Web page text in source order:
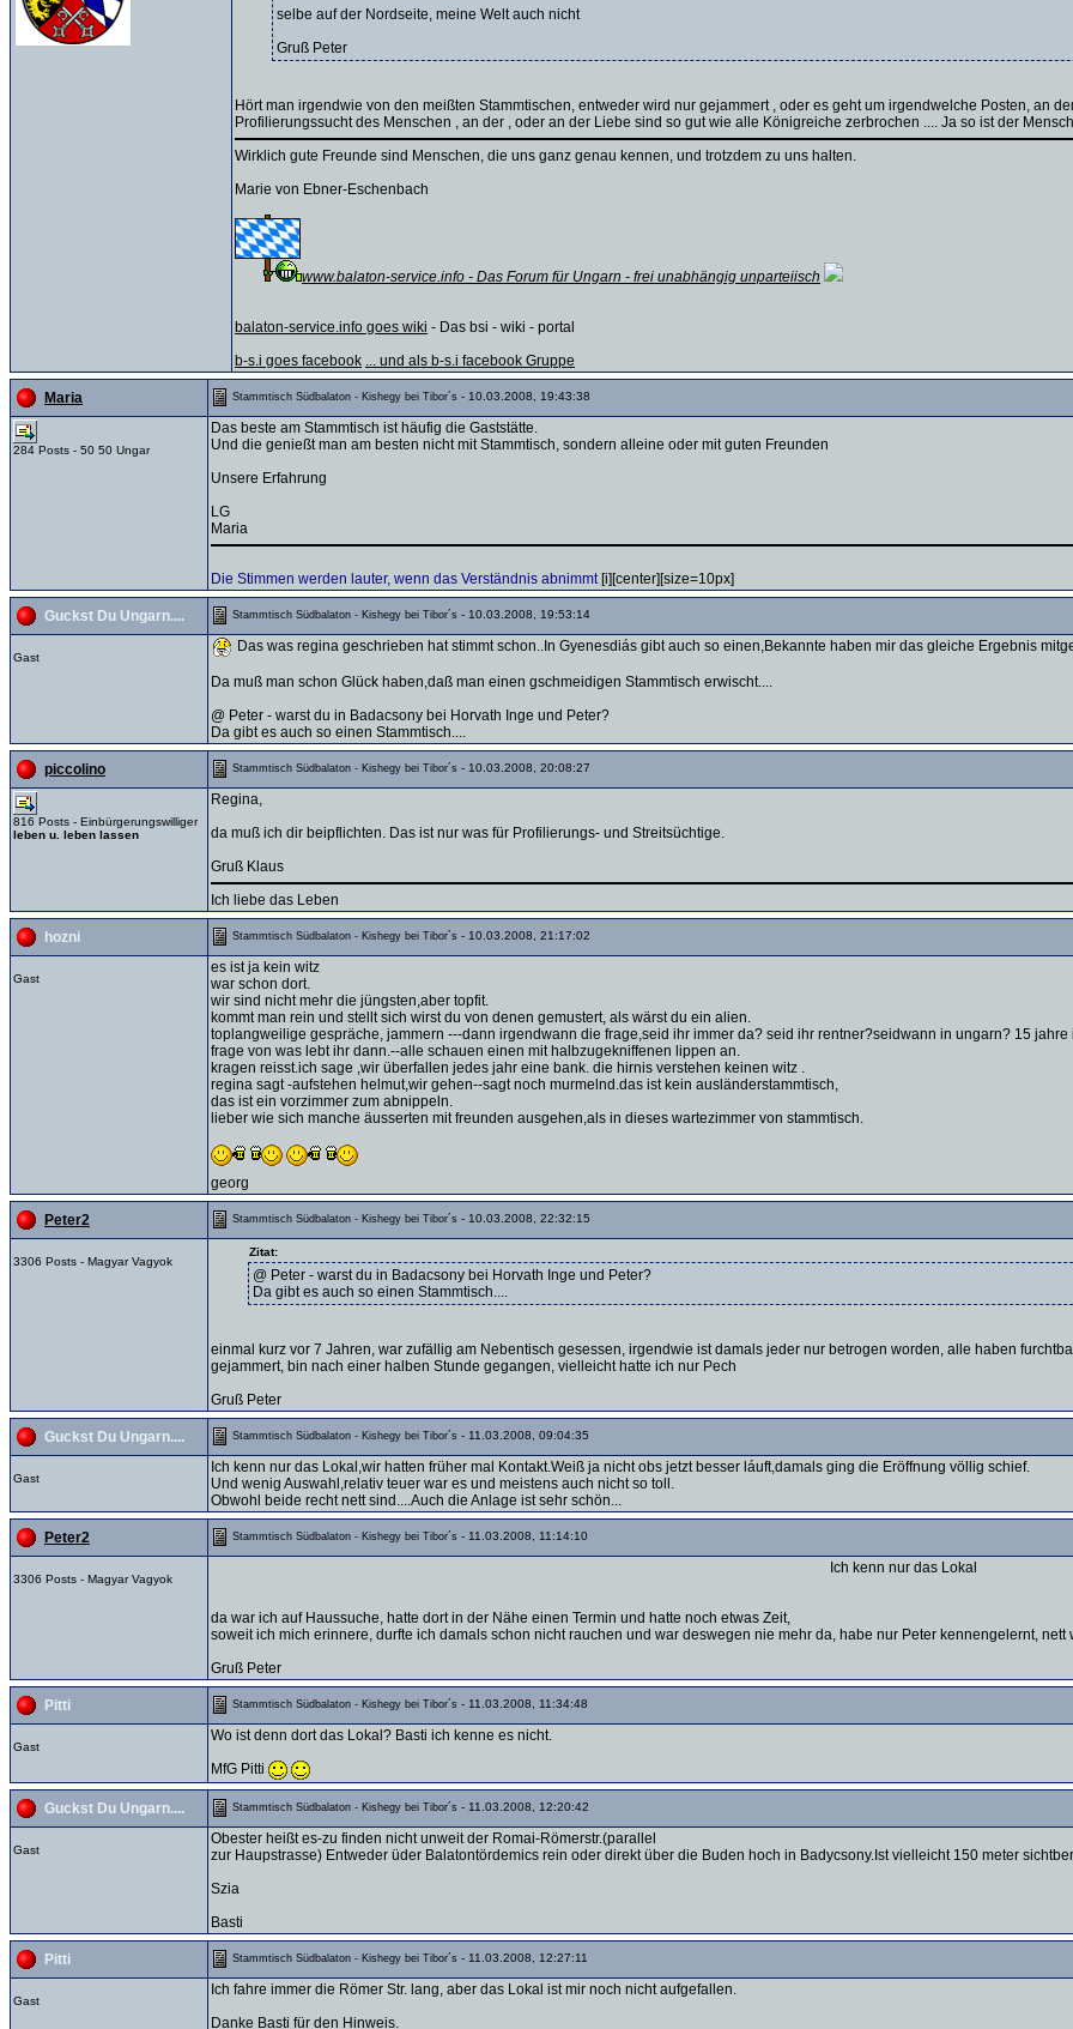
selbe auf der Nordseite, meine Welt auch nicht
Gruß Peter
Hört man irgendwie von den meißten Stammtischen, entweder wird nur gejammert , oder es geht um irgendwelche Posten, an
Profilierungssucht des Menschen , an der , oder an der Liebe sind so gut wie alle Königreiche zerbrochen .... Ja so ist der
Wirklich gute Freunde sind Menschen, die uns ganz genau kennen, und trotzdem zu uns halten.
Marie von Ebner-Eschenbach
www.balaton-service.info - Das Forum für Ungarn - frei unabhängig unparteiisch
balaton-service.info goes wiki - Das bsi - wiki - portal
b-s.i goes facebook ... und als b-s.i facebook Gruppe
Maria Stammtisch Südbalaton - Kishegy bei Tibor´s - 10.03.2008, 19:43:38
284 Posts - 50 50 Ungar
Das beste am Stammtisch ist häufig die Gaststätte.
Und die genießt man am besten nicht mit Stammtisch, sondern alleine oder mit guten Freunden
Unsere Erfahrung
LG
Maria
Die Stimmen werden lauter, wenn das Verständnis abnimmt [i][center][size=10px]
Guckst Du Ungarn.... Stammtisch Südbalaton - Kishegy bei Tibor´s - 10.03.2008, 19:53:14
Gast
Das was regina geschrieben hat stimmt schon..In Gyenesdiás gibt auch so einen,Bekannte haben mir das gleiche Ergebnis
Da muß man schon Glück haben,daß man einen gschmeidigen Stammtisch erwischt....
@ Peter - warst du in Badacsony bei Horvath Inge und Peter?
Da gibt es auch so einen Stammtisch....
piccolino Stammtisch Südbalaton - Kishegy bei Tibor´s - 10.03.2008, 20:08:27
816 Posts - Einbürgerungswilliger
leben u. leben lassen
Regina,
da muß ich dir beipflichten. Das ist nur was für Profilierungs- und Streitsüchtige.
Gruß Klaus
Ich liebe das Leben
hozni Stammtisch Südbalaton - Kishegy bei Tibor´s - 10.03.2008, 21:17:02
Gast
es ist ja kein witz
war schon dort.
wir sind nicht mehr die jüngsten,aber topfit.
kommt man rein und stellt sich wirst du von denen gemustert, als wärst du ein alien.
toplangweilige gespräche, jammern ---dann irgendwann die frage,seid ihr immer da? seid ihr rentner?seidwann in ungarn? 15
frage von was lebt ihr dann.--alle schauen einen mit halbzugekniffenen lippen an.
kragen reisst.ich sage ,wir überfallen jedes jahr eine bank. die hirnis verstehen keinen witz .
regina sagt -aufstehen helmut,wir gehen--sagt noch murmelnd.das ist kein ausländerstammtisch,
das ist ein vorzimmer zum abnippeln.
lieber wie sich manche äusserten mit freunden ausgehen,als in dieses wartezimmer von stammtisch.
georg
Peter2 Stammtisch Südbalaton - Kishegy bei Tibor´s - 10.03.2008, 22:32:15
3306 Posts - Magyar Vagyok
Zitat:
@ Peter - warst du in Badacsony bei Horvath Inge und Peter?
Da gibt es auch so einen Stammtisch....
einmal kurz vor 7 Jahren, war zufällig am Nebentisch gesessen, irgendwie ist damals jeder nur betrogen worden, alle haben
gejammert, bin nach einer halben Stunde gegangen, vielleicht hatte ich nur Pech
Gruß Peter
Guckst Du Ungarn.... Stammtisch Südbalaton - Kishegy bei Tibor´s - 11.03.2008, 09:04:35
Gast
Ich kenn nur das Lokal,wir hatten früher mal Kontakt.Weiß ja nicht obs jetzt besser láuft,damals ging die Eröffnung völlig schief.
Und wenig Auswahl,relativ teuer war es und meistens auch nicht so toll.
Obwohl beide recht nett sind....Auch die Anlage ist sehr schön...
Peter2 Stammtisch Südbalaton - Kishegy bei Tibor´s - 11.03.2008, 11:14:10
3306 Posts - Magyar Vagyok
Ich kenn nur das Lokal
da war ich auf Haussuche, hatte dort in der Nähe einen Termin und hatte noch etwas Zeit,
soweit ich mich erinnere, durfte ich damals schon nicht rauchen und war deswegen nie mehr da, habe nur Peter kennengelernt, nett
Gruß Peter
Pitti Stammtisch Südbalaton - Kishegy bei Tibor´s - 11.03.2008, 11:34:48
Gast
Wo ist denn dort das Lokal? Basti ich kenne es nicht.
MfG Pitti
Guckst Du Ungarn.... Stammtisch Südbalaton - Kishegy bei Tibor´s - 11.03.2008, 12:20:42
Gast
Obester heißt es-zu finden nicht unweit der Romai-Römerstr.(parallel
zur Haupstrasse) Entweder üder Balatontördemics rein oder direkt über die Buden hoch in Badycsony.Ist vielleicht 150 meter
Szia
Basti
Pitti Stammtisch Südbalaton - Kishegy bei Tibor´s - 11.03.2008, 12:27:11
Gast
Ich fahre immer die Römer Str. lang, aber das Lokal ist mir noch nicht aufgefallen.
Danke Basti für den Hinweis.